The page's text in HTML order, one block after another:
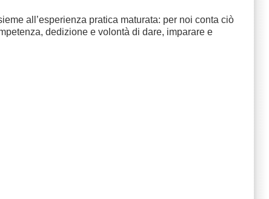
all’esperienza pratica maturata: per noi conta ciò
dedizione e volontà di dare, imparare e